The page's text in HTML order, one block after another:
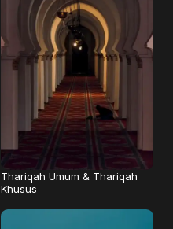
Thariqah Umum & Thariqah
Khusus